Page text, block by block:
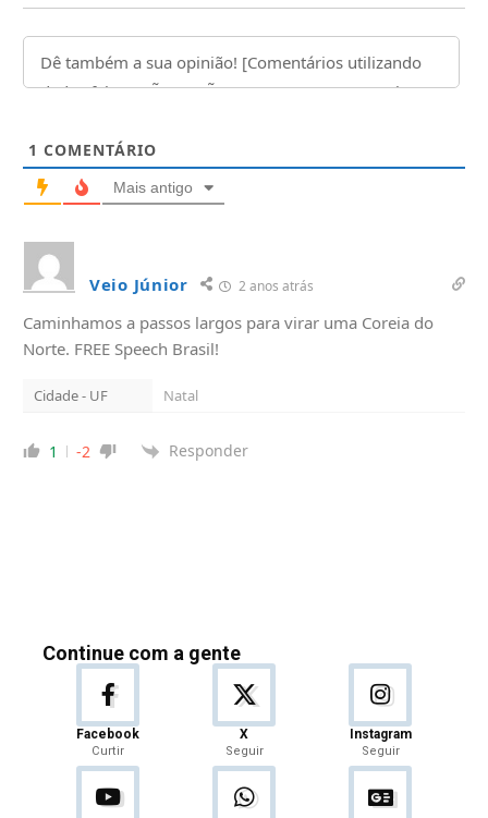
1 COMENTÁRIO
Mais antigo
Veio Júnior 2 anos atrás
Caminhamos a passos largos para virar uma Coreia do
Norte. FREE Speech Brasil!
Cidade - UF Natal
1 -2 Responder
Continue com a gente
Facebook
Curtir
X
Seguir
Instagram
Seguir